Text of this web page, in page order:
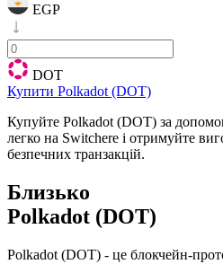
EGP
DOT
Купити Polkadot (DOT)
Купуйте Polkadot (DOT) за
легко на Switchere і отримуйте
безпечних транзакцій.
Близько
Polkadot (DOT)
Polkadot (DOT) - це блокчейн-